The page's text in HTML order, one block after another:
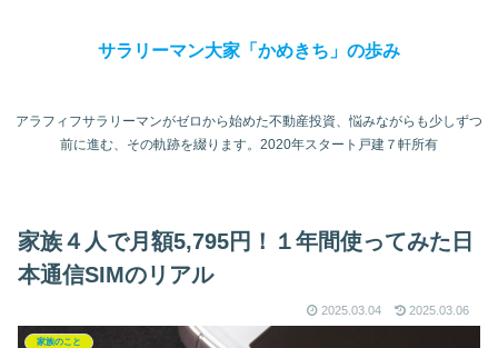
サラリーマン大家「かめきち」の歩み
アラフィフサラリーマンがゼロから始めた不動産投資、悩みながらも少しずつ
前に進む、その軌跡を綴ります。2020年スタート戸建７軒所有
家族４人で月額5,795円！１年間使ってみた日
本通信SIMのリアル
2025.03.04 2025.03.06
家族のこと